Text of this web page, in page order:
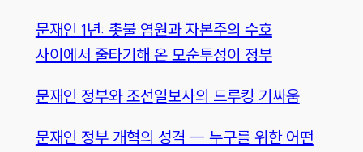
문재인 1년: 촛불 염원과 자본주의 수호
사이에서 줄타기해 온 모순투성이 정부
문재인 정부와 조선일보사의 드루킹 기싸움
문재인 정부 개혁의 성격 ― 누구를 위한 어떤